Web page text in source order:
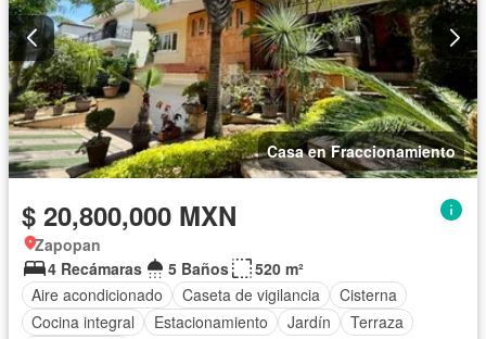
Casa en Fraccionamiento
$ 20,800,000 MXN
Zapopan
4 Recámaras
5 Baños
520 m²
Aire acondicionado
Caseta de vigilancia
Cisterna
Cocina integral
Estacionamiento Jardín
Terraza